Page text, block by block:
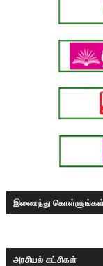
இணைந்து
அரசியல் கட்சிகள்